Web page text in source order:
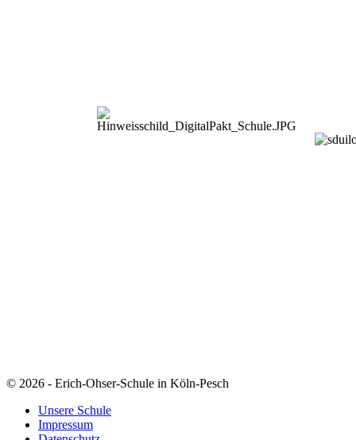
© 2026 - Erich-Ohser-Schule in Köln-Pesch
Unsere Schule
Impressum